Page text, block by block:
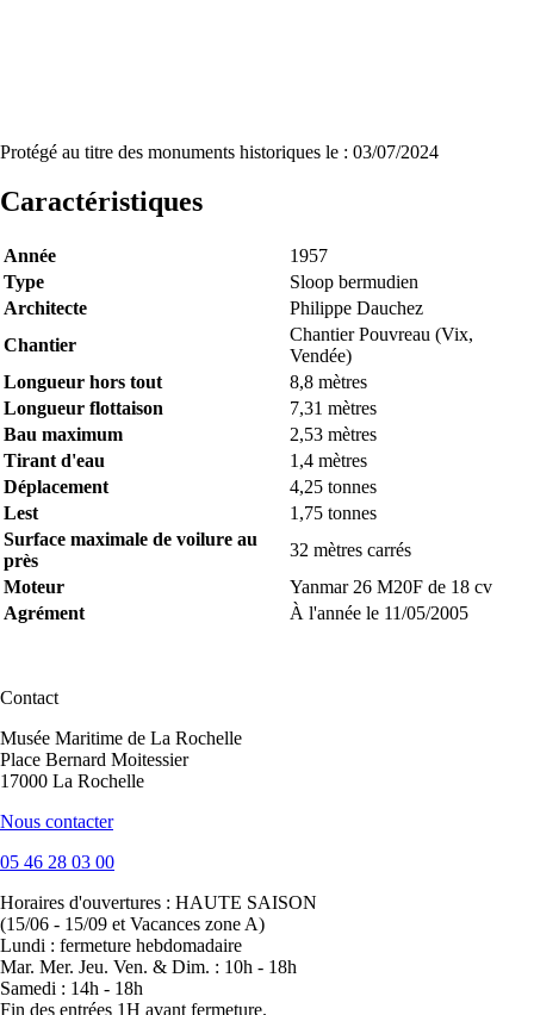
Protégé au titre des monuments historiques le : 03/07/2024
Caractéristiques
Année
1957
Type
Sloop bermudien
Architecte
Philippe Dauchez
Chantier
Chantier Pouvreau (Vix,
Vendée)
Longueur hors tout
8,8 mètres
Longueur flottaison
7,31 mètres
Bau maximum
2,53 mètres
Tirant d'eau
1,4 mètres
Déplacement
4,25 tonnes
Lest
1,75 tonnes
Surface maximale de voilure au
près
32 mètres carrés
Moteur
Yanmar 26 M20F de 18 cv
Agrément
À l'année le 11/05/2005
Contact
Musée Maritime de La Rochelle
Place Bernard Moitessier
17000 La Rochelle
Nous contacter
05 46 28 03 00
Horaires d'ouvertures : HAUTE SAISON
(15/06 - 15/09 et Vacances zone A)
Lundi : fermeture hebdomadaire
Mar. Mer. Jeu. Ven. & Dim. : 10h - 18h
Samedi : 14h - 18h
Fin des entrées 1H avant fermeture.